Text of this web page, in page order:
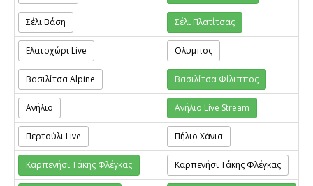
Σέλι Βάση Σέλι Πλατίτσας
Ελατοχώρι Live Ολυμπος
Βασιλίτσα Alpine Βασιλίτσα Φίλιππος
Ανήλιο Ανήλιο Live Stream
Περτούλι Live Πήλιο Χάνια
Καρπενήσι Τάκης Φλέγκας Καρπενήσι Τάκης Φλέγκας